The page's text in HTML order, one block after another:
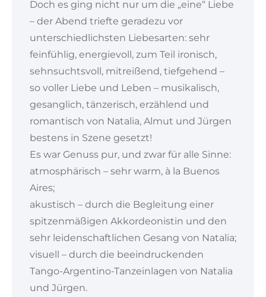
Doch es ging nicht nur um die „eine“ Liebe
– der Abend triefte geradezu vor
unterschiedlichsten Liebesarten: sehr
feinfühlig, energievoll, zum Teil ironisch,
sehnsuchtsvoll, mitreißend, tiefgehend –
so voller Liebe und Leben – musikalisch,
gesanglich, tänzerisch, erzählend und
romantisch von Natalia, Almut und Jürgen
bestens in Szene gesetzt!
Es war Genuss pur, und zwar für alle Sinne:
atmosphärisch – sehr warm, à la Buenos
Aires;
akustisch – durch die Begleitung einer
spitzenmäßigen Akkordeonistin und den
sehr leidenschaftlichen Gesang von Natalia;
visuell – durch die beeindruckenden
Tango-Argentino-Tanzeinlagen von Natalia
und Jürgen.